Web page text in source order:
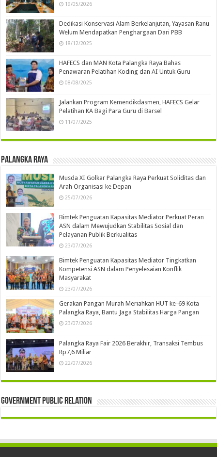
19/05/2026
Dedikasi Konservasi Alam Berkelanjutan, Yayasan Ranu
Welum Mendapatkan Penghargaan Dari PBB
18/12/2025
HAFECS dan MAN Kota Palangka Raya Bahas
Penawaran Pelatihan Koding dan AI Untuk Guru
08/08/2025
Jalankan Program Kemendikdasmen, HAFECS Gelar
Pelatihan KA Bagi Para Guru di Barsel
11/07/2025
Palangka Raya
Musda XI Golkar Palangka Raya Perkuat Soliditas dan
Arah Organisasi ke Depan
25/07/2026
Bimtek Penguatan Kapasitas Mediator Perkuat Peran
ASN dalam Mewujudkan Stabilitas Sosial dan
Pelayanan Publik Berkualitas
23/07/2026
Bimtek Penguatan Kapasitas Mediator Tingkatkan
Kompetensi ASN dalam Penyelesaian Konflik
Masyarakat
23/07/2026
Gerakan Pangan Murah Meriahkan HUT ke-69 Kota
Palangka Raya, Bantu Jaga Stabilitas Harga Pangan
23/07/2026
Palangka Raya Fair 2026 Berakhir, Transaksi Tembus
Rp7,6 Miliar
22/07/2026
Government Public Relation